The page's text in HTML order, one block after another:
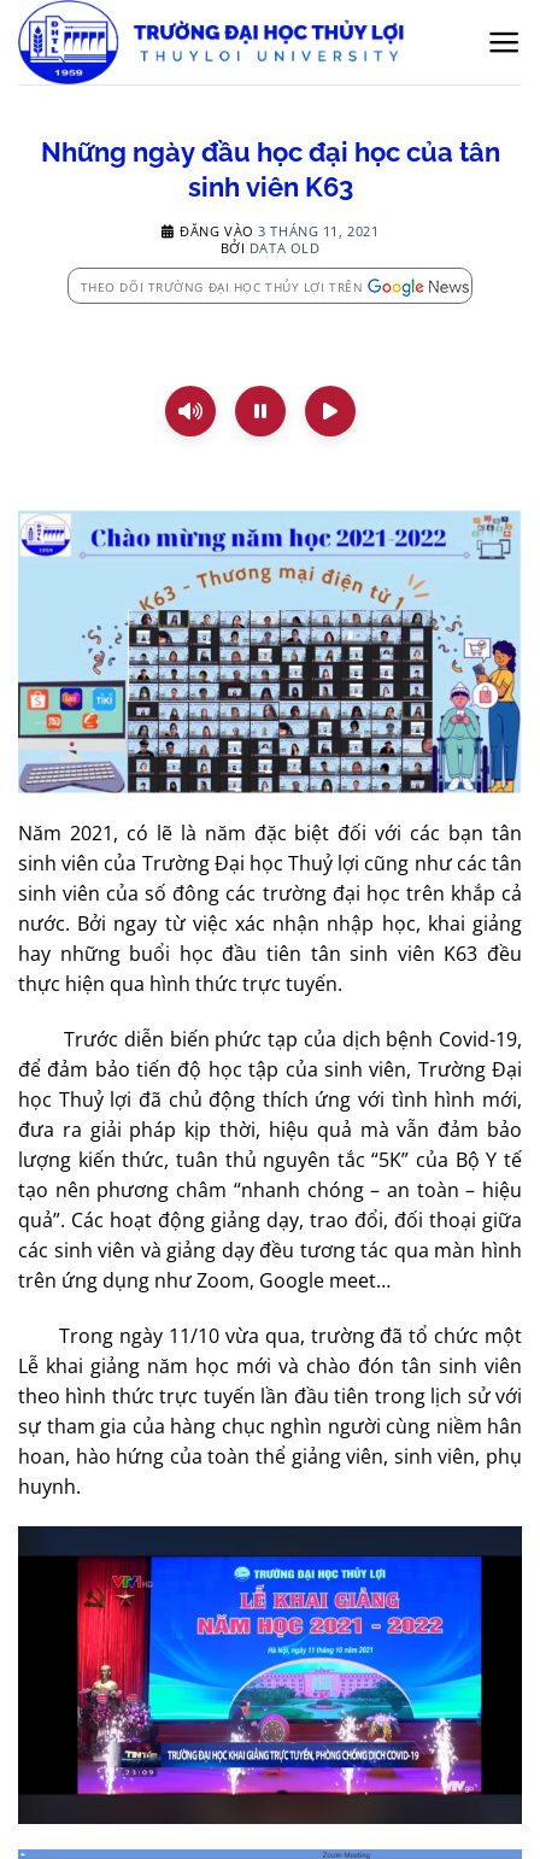
qua
nội
Những ngày đầu học đại học của tân
sinh viên K63
ĐĂNG VÀO3 THÁNG 11, 2021
BỞI DATA OLD
THEO DÕI TRƯỜNG ĐẠI HỌC THỦY LỢI TRÊN
Năm 2021, có lẽ là năm đặc biệt đối với các bạn tân
sinh viên của Trường Đại học Thuỷ lợi cũng như các tân
sinh viên của số đông các trường đại học trên khắp cả
nước. Bởi ngay từ việc xác nhận nhập học, khai giảng
hay những buổi học đầu tiên tân sinh viên K63 đều
thực hiện qua hình thức trực tuyến.
Trước diễn biến phức tạp của dịch bệnh Covid-19,
để đảm bảo tiến độ học tập của sinh viên, Trường Đại
học Thuỷ lợi đã chủ động thích ứng với tình hình mới,
đưa ra giải pháp kịp thời, hiệu quả mà vẫn đảm bảo
lượng kiến thức, tuân thủ nguyên tắc “5K” của Bộ Y tế
tạo nên phương châm “nhanh chóng – an toàn – hiệu
quả”. Các hoạt động giảng dạy, trao đổi, đối thoại giữa
các sinh viên và giảng dạy đều tương tác qua màn hình
trên ứng dụng như Zoom, Google meet…
Trong ngày 11/10 vừa qua, trường đã tổ chức một
Lễ khai giảng năm học mới và chào đón tân sinh viên
theo hình thức trực tuyến lần đầu tiên trong lịch sử với
sự tham gia của hàng chục nghìn người cùng niềm hân
hoan, hào hứng của toàn thể giảng viên, sinh viên, phụ
huynh.